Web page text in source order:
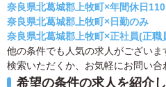
奈良県北葛城郡上牧町×年間休日
奈良県北葛城郡上牧町×日勤のみ
奈良県北葛城郡上牧町×正社員(正職
他の条件でも人気の求人がござい
検索いただくか、お気軽にお問い合
希望の条件の求人を紹介